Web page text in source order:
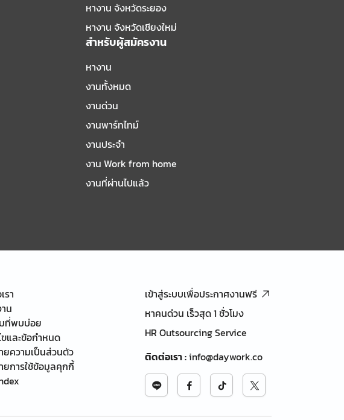
หางาน จังหวัดระยอง
หางาน จังหวัดเชียงใหม่
สำหรับผู้สมัครงาน
หางาน
งานทั้งหมด
งานด่วน
งานพาร์ทไทม์
งานประจำ
งาน Work from home
งานที่ผ่านไปแล้ว
รา
น
ที่พบบ่อย
ขและข้อกำหนด
ยความเป็นส่วนตัว
ยการใช้ข้อมูลคุกกี้
เข้าสู่ระบบเพื่อประกาศงานฟรี
หาคนด่วน เร็วสุด 1 ชั่วโมง
HR Outsourcing Service
ติดต่อเรา:info@daywork.co